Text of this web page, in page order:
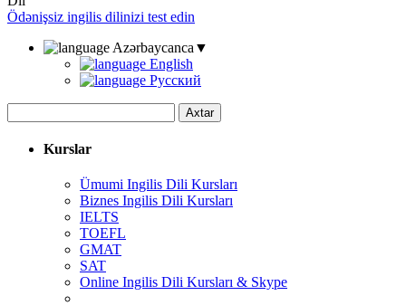
Ödənişsiz ingilis dilinizi test edin
Azərbaycanca ▼
English
Русский
Axtar
Kurslar
Ümumi Ingilis Dili Kursları
Biznes Ingilis Dili Kursları
IELTS
TOEFL
GMAT
SAT
Online Ingilis Dili Kursları & Skype